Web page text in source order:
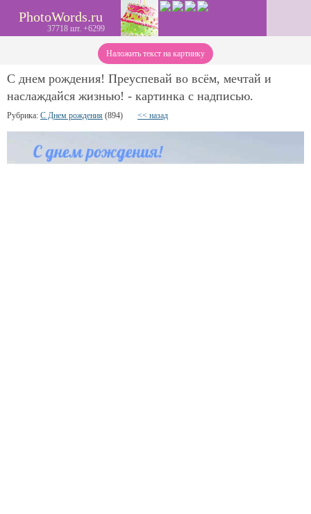
PhotoWords.ru
37718 шт. +6299
Наложить текст на картинку
С днем рождения! Преуспевай во всём, мечтай и
наслаждайся жизнью! - картинка с надписью.
Рубрика: С Днем рождения (894) << назад